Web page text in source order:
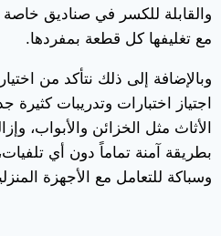
والقابلة للكسر في صناديق
مع تغليفها كل قطعة بمفردها.
وبالإضافة إلى ذلك نتأكد من
اجتياز اختبارات وتدريبات
الأثاث مثل الخزائن والأبواب،
بطريقة آمنة تماماً دون أي
وسباكة للتعامل مع الأجهزة